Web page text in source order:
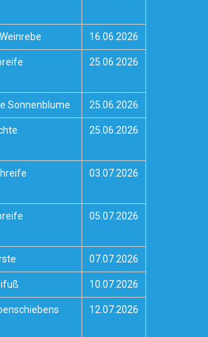
16.06.2026
25.06.2026
Sonnenblume 25.06.2026
25.06.2026
03.07.2026
05.07.2026
07.07.2026
10.07.2026
12.07.2026